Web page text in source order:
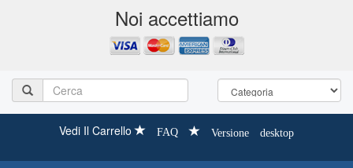
Noi accettiamo
Vedi Il Carrello FAQ Versione desktop